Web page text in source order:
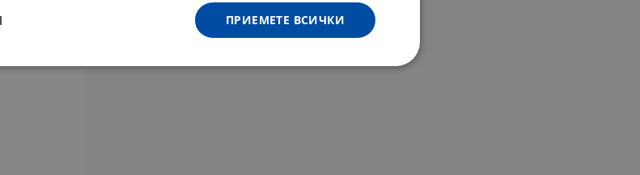
ПРИЕМЕТЕ ВСИЧКИ